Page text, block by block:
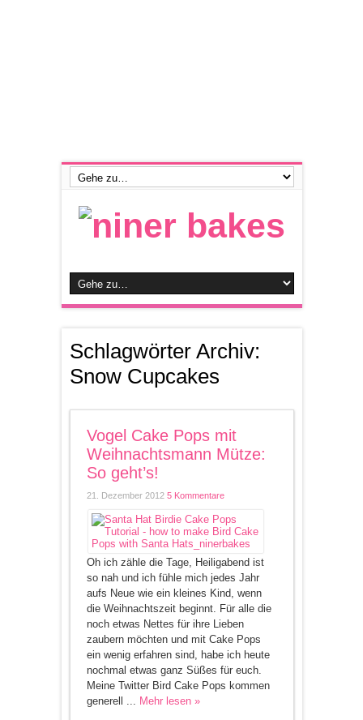
Schlagwörter Archiv:
Snow Cupcakes
Vogel Cake Pops mit
Weihnachtsmann Mütze:
So geht’s!
21. Dezember 2012 5 Kommentare
Oh ich zähle die Tage, Heiligabend ist
so nah und ich fühle mich jedes Jahr
aufs Neue wie ein kleines Kind, wenn
die Weihnachtszeit beginnt. Für alle die
noch etwas Nettes für ihre Lieben
zaubern möchten und mit Cake Pops
ein wenig erfahren sind, habe ich heute
nochmal etwas ganz Süßes für euch.
Meine Twitter Bird Cake Pops kommen
generell ... Mehr lesen »